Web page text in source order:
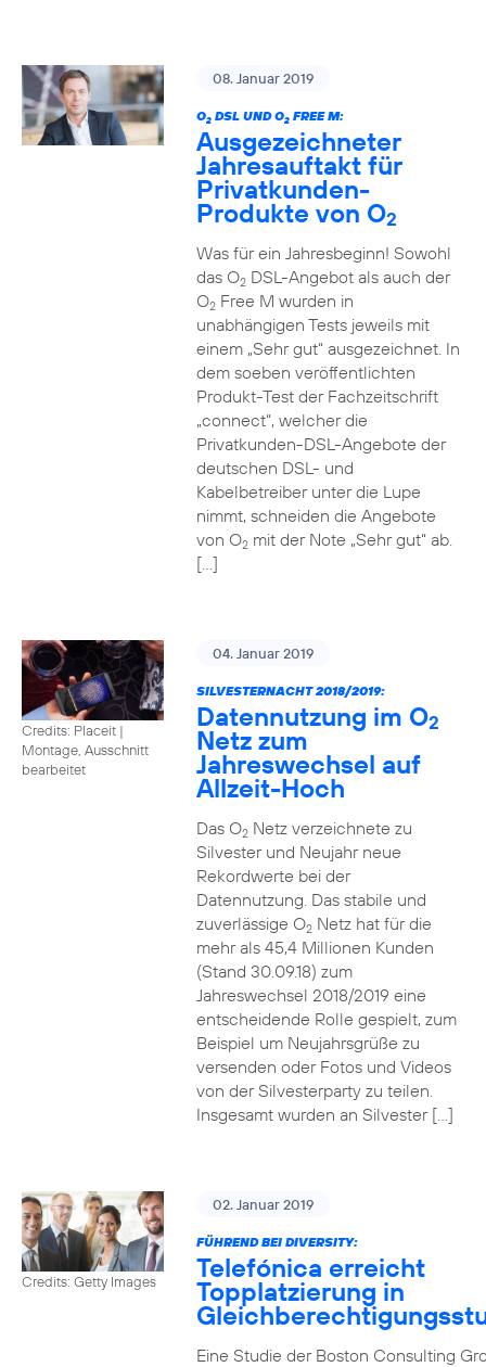
08. Januar 2019
O2DSL UND O2FREE M:
Ausgezeichneter
Jahresauftakt für
Privatkunden-
Produkte von O2
Was für ein Jahresbeginn! Sowohl
das O2DSL-Angebot als auch der
O2Free M wurden in
unabhängigen Tests jeweils mit
einem „Sehr gut“ ausgezeichnet. In
dem soeben veröffentlichten
Produkt-Test der Fachzeitschrift
„connect“, welcher die
Privatkunden-DSL-Angebote der
deutschen DSL- und
Kabelbetreiber unter die Lupe
nimmt, schneiden die Angebote
von O2mit der Note „Sehr gut“ ab.
[…]
Credits: Placeit |
Montage, Ausschnitt
bearbeitet
04. Januar 2019
SILVESTERNACHT 2018/2019:
Datennutzung im O2
Netz zum
Jahreswechsel auf
Allzeit-Hoch
Das O2Netz verzeichnete zu
Silvester und Neujahr neue
Rekordwerte bei der
Datennutzung. Das stabile und
zuverlässige O2Netz hat für die
mehr als 45,4 Millionen Kunden
(Stand 30.09.18) zum
Jahreswechsel 2018/2019 eine
entscheidende Rolle gespielt, zum
Beispiel um Neujahrsgrüße zu
versenden oder Fotos und Videos
von der Silvesterparty zu teilen.
Insgesamt wurden an Silvester […]
Credits: Getty Images
02. Januar 2019
FÜHREND BEI DIVERSITY:
Telefónica erreicht
Topplatzierung in
Eine Studie der Boston Consulting